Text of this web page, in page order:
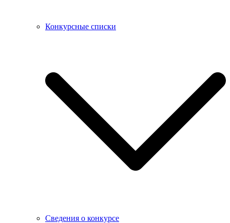
Конкурсные списки
Сведения о конкурсе